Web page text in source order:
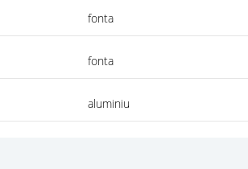
fonta
fonta
aluminiu